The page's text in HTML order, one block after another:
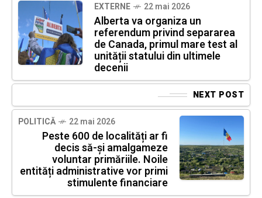
EXTERNE 22 mai 2026
Alberta va organiza un
referendum privind separarea
de Canada, primul mare test al
unității statului din ultimele
decenii
NEXT POST
POLITICĂ 22 mai 2026
Peste 600 de localități ar fi
decis să-și amalgameze
voluntar primăriile. Noile
entități administrative vor primi
stimulente financiare